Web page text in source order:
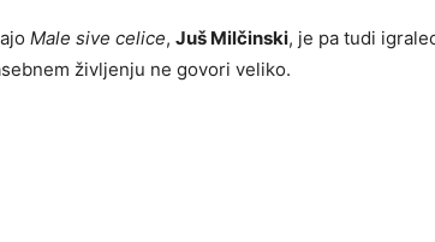
Male sive celice, Juš Milčinski, je pa tudi
življenju ne govori veliko.